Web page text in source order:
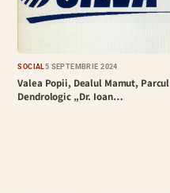
SOCIAL5 SEPTEMBRIE 2024
Valea Popii, Dealul Mamut, Parcul
Dendrologic „Dr. Ioan…